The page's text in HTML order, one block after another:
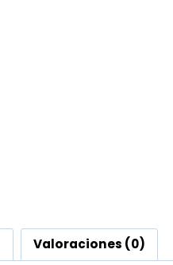
Valoraciones (0)